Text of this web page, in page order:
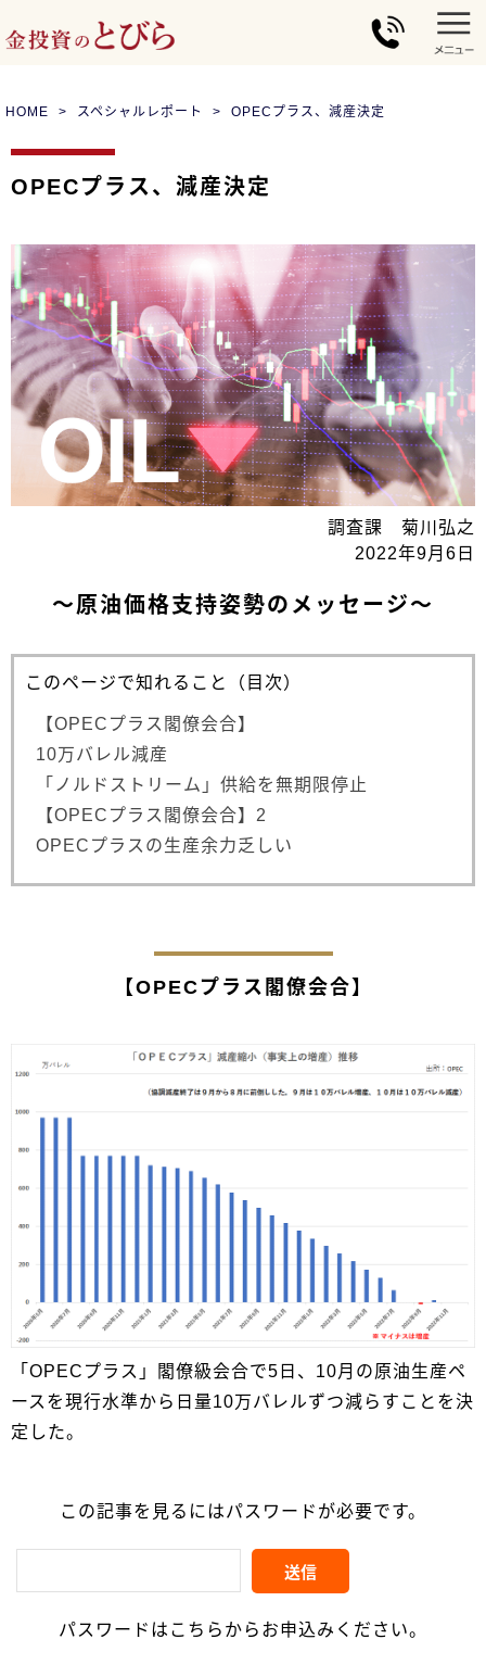
HOME スペシャルレポート OPECプラス、減産決定
OPECプラス、減産決定
調査課 菊川弘之
2022年9月6日
～原油価格支持姿勢のメッセージ～
このページで知れること（目次）
【OPECプラス閣僚会合】
10万バレル減産
「ノルドストリーム」供給を無期限停止
【OPECプラス閣僚会合】2
OPECプラスの生産余力乏しい
【OPECプラス閣僚会合】
「OPECプラス」閣僚級会合で5日、10月の原油生産ペ
ースを現行水準から日量10万バレルずつ減らすことを決
定した。
この記事を見るにはパスワードが必要です。
パスワードはこちらからお申込みください。